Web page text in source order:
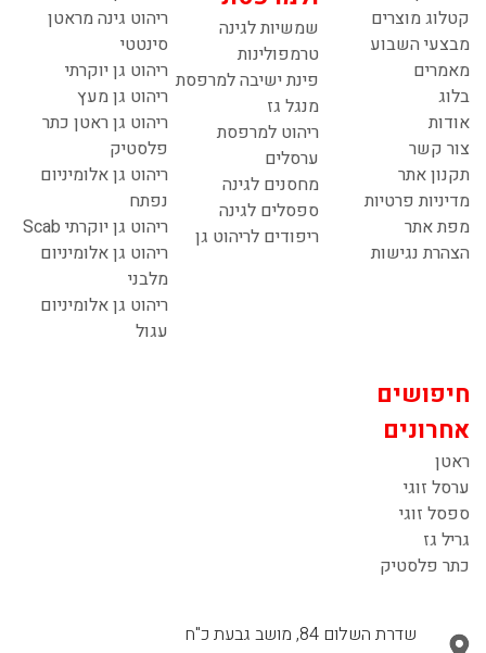
קטלוג מוצרים
מבצעי השבוע
מאמרים
בלוג
אודות
צור קשר
תקנון אתר
מדיניות פרטיות
מפת אתר
הצהרת נגישות
שמשיות לגינה
טרמפולינות
פינת ישיבה למרפסת
מנגל גז
ריהוט למרפסת
ערסלים
מחסנים לגינה
ספסלים לגינה
ריפודים לריהוט גן
ריהוט גינה מראטן
סינטטי
ריהוט גן יוקרתי
ריהוט גן מעץ
ריהוט גן ראטן כתר
פלסטיק
ריהוט גן אלומיניום
נפתח
ריהוט גן יוקרתי Scab
ריהוט גן אלומיניום
מלבני
ריהוט גן אלומיניום
עגול
חיפושים
אחרונים
ראטן
ערסל זוגי
ספסל זוגי
גריל גז
כתר פלסטיק
שדרת השלום 84, מושב גבעת כ"ח